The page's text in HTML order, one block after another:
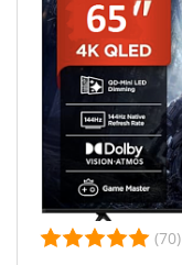
(70)